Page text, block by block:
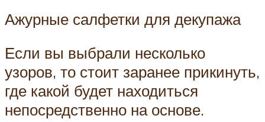
Ажурные салфетки для декупажа
Если вы выбрали несколько
узоров, то стоит заранее прикинуть,
где какой будет находиться
непосредственно на основе.